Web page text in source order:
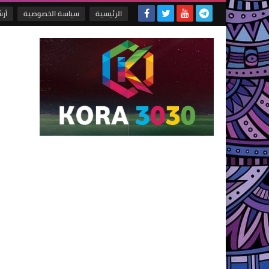
الرئيسية سياسة الخصوصية